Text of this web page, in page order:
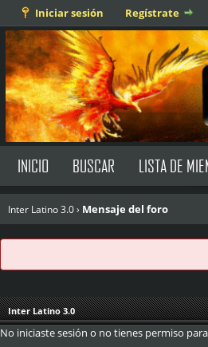
Iniciar sesión Regístrate
INICIO BUSCAR LISTA DE
Inter Latino 3.0› Mensaje del foro
Inter Latino 3.0
No iniciaste sesión o no tienes permiso